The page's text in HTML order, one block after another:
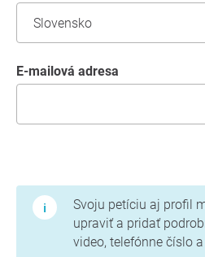
E-mailová adresa
Podmienky používania a
Svoju petíciu aj profil
upraviť a pridať
video, telefónne číslo